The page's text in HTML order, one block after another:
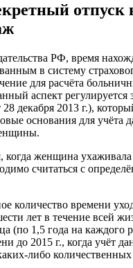
отпуск
РФ, время
в систему
для расчёта
аспект регулируется
декабря 2013 г.),
основания для учёта
когда женщина ухаживала
считаться с
количество времени
лет в течение всей
(по 1,5 года на каждого
до 2015 г., когда учёт
либо